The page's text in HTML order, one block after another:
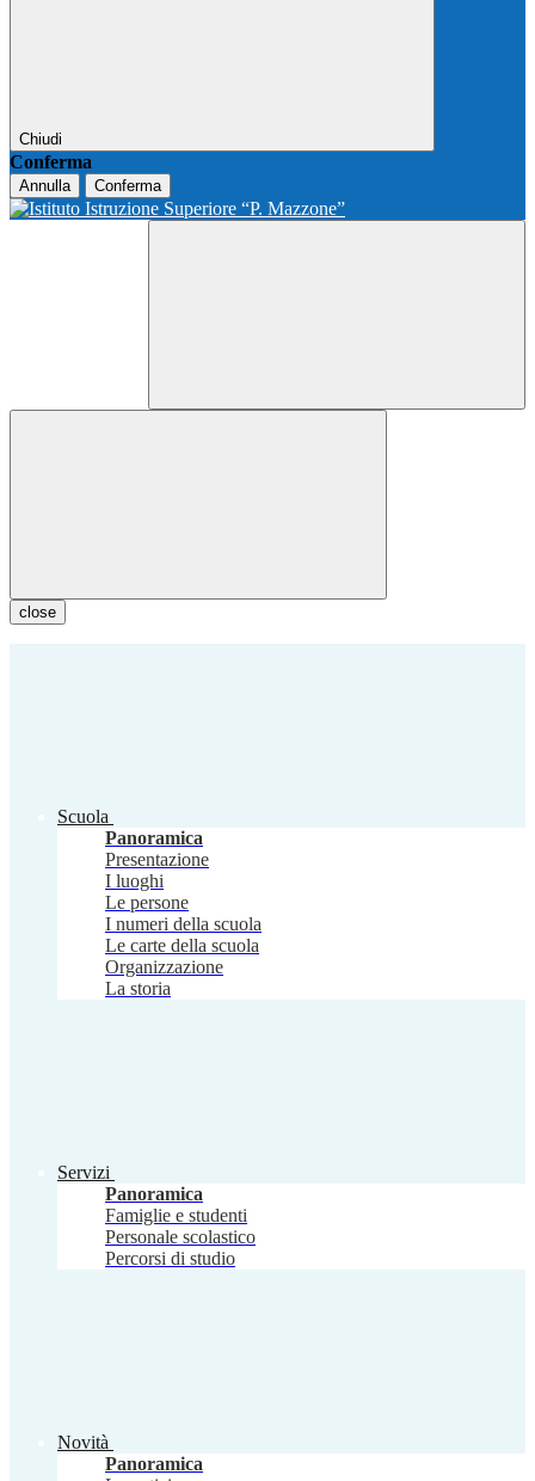
Chiudi
Conferma
Annulla Conferma
close
Scuola
Panoramica
Presentazione
I luoghi
Le persone
I numeri della scuola
Le carte della scuola
Organizzazione
La storia
Servizi
Panoramica
Famiglie e studenti
Personale scolastico
Percorsi di studio
Novità
Panoramica